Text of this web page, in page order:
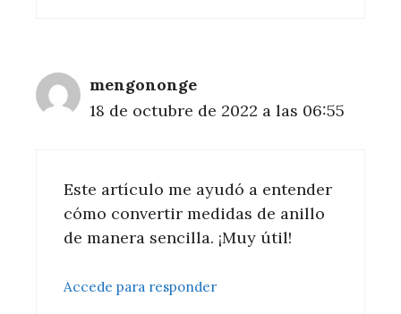
mengononge
18 de octubre de 2022 a las 06:55
Este artículo me ayudó a entender
cómo convertir medidas de anillo
de manera sencilla. ¡Muy útil!
Accede para responder